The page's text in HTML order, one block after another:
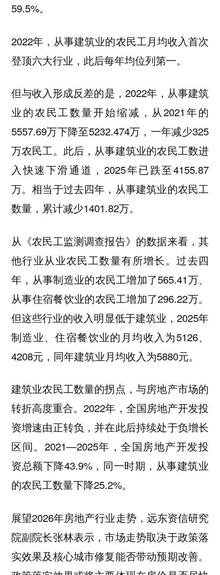
59.5%。
2022年，从事建筑业的农民工月均收入首次
登顶六大行业，此后每年均位列第一。
但与收入形成反差的是，2022年，从事建筑
业的农民工数量开始缩减，从2021年的
5557.69万下降至5232.474万，一年减少325
万农民工。此后，从事建筑业的农民工数进
入快速下滑通道，2025年已跌至4155.87
万。相当于过去四年，从事建筑业的农民工
数量，累计减少1401.82万。
从《农民工监测调查报告》的数据来看，其
他行业从业农民工数量有所增长。过去四
年，从事制造业的农民工增加了565.41万、
从事住宿餐饮业的农民工增加了296.22万。
但这些行业的收入明显低于建筑业，2025年
制造业、住宿餐饮业的月均收入为5126、
4208元，同年建筑业月均收入为5880元。
建筑业农民工数量的拐点，与房地产市场的
转折高度重合。2022年，全国房地产开发投
资增速由正转负，并在此后持续处于负增长
区间。2021—2025年，全国房地产开发投
资总额下降43.9%，同一时期，从事建筑业
的农民工数量下降25.2%。
展望2026年房地产行业走势，远东资信研究
院副院长张林表示，市场走势取决于政策落
实效果及核心城市修复能否带动预期改善。